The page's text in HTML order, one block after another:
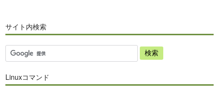
サイト内検索
サ
イ
内
Linuxコマンド